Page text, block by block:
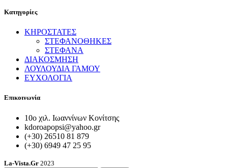
Κατηγορίες
ΚΗΡΟΣΤΑΤΕΣ
ΣΤΕΦΑΝΟΘΗΚΕΣ
ΣΤΕΦΑΝΑ
ΔΙΑΚΟΣΜΗΣΗ
ΛΟΥΛΟΥΔΙΑ ΓΑΜΟΥ
ΕΥΧΟΛΟΓΙΑ
Επικοινωνία
10ο χιλ. Ιωαννίνων Κονίτσης
kdoroapopsi@yahoo.gr
(+30) 26510 81 879
(+30) 6949 47 25 95
La-Vista.Gr 2023